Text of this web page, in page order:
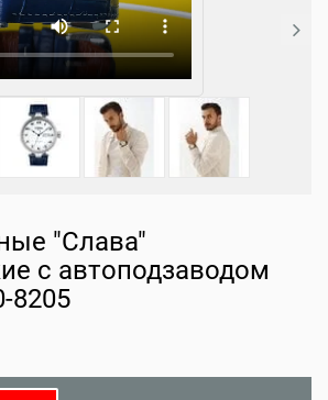
"Слава"
с автоподзаводом
8205